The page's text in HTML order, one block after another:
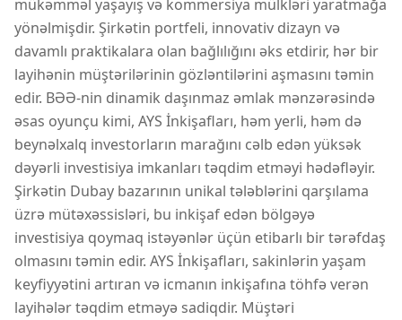
mükəmməl yaşayış və kommersiya mülkləri yaratmağa
yönəlmişdir. Şirkətin portfeli, innovativ dizayn və
davamlı praktikalara olan bağlılığını əks etdirir, hər bir
layihənin müştərilərinin gözləntilərini aşmasını təmin
edir. BƏƏ-nin dinamik daşınmaz əmlak mənzərəsində
əsas oyunçu kimi, AYS İnkişafları, həm yerli, həm də
beynəlxalq investorların marağını cəlb edən yüksək
dəyərli investisiya imkanları təqdim etməyi hədəfləyir.
Şirkətin Dubay bazarının unikal tələblərini qarşılama
üzrə mütəxəssisləri, bu inkişaf edən bölgəyə
investisiya qoymaq istəyənlər üçün etibarlı bir tərəfdaş
olmasını təmin edir. AYS İnkişafları, sakinlərin yaşam
keyfiyyətini artıran və icmanın inkişafına töhfə verən
layihələr təqdim etməyə sadiqdir. Müştəri